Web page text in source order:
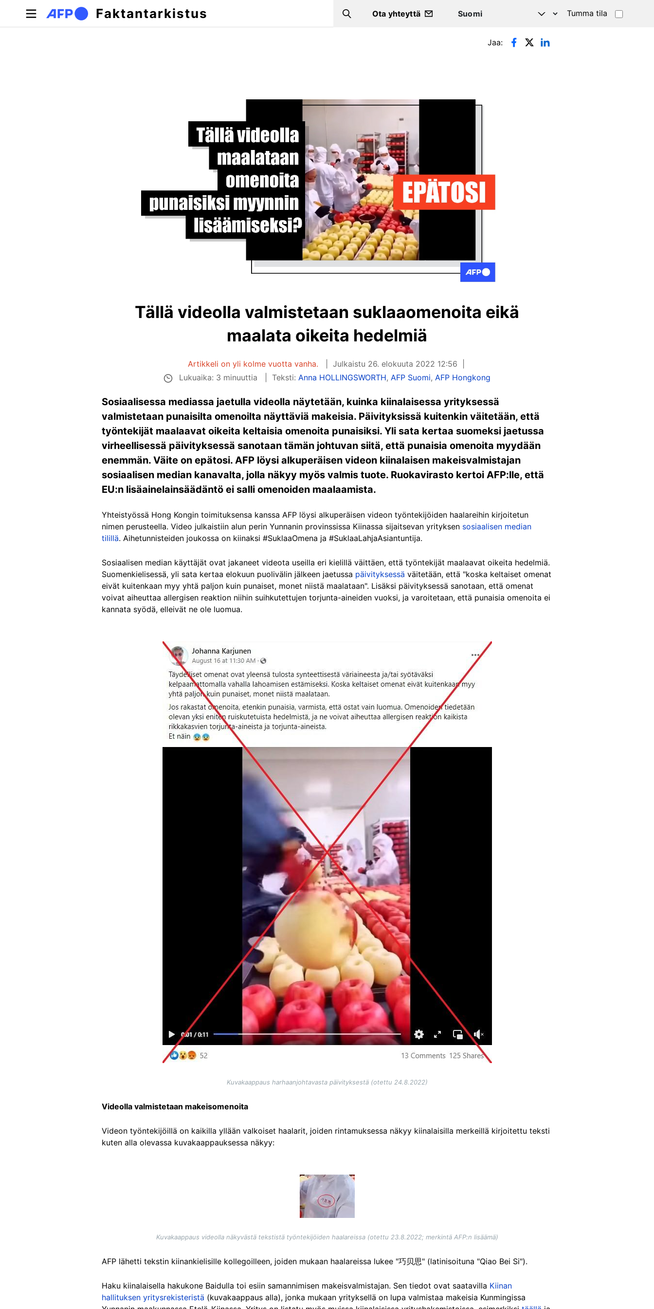
Hyppää pääsisältöön
Faktantarkistus Search
Ota yhteyttä Tumma tila
Ensisijaiset välilehdet Jaa:
Tällä videolla valmistetaan suklaaomenoita eikä
maalata oikeita hedelmiä
Artikkeli on yli kolme vuotta vanha. Julkaistu 26. elokuuta 2022 12:56
Lukuaika: 3 minuuttia
Teksti: Anna HOLLINGSWORTH, AFP Suomi, AFP Hongkong
Sosiaalisessa mediassa jaetulla videolla näytetään, kuinka kiinalaisessa yrityksessä
valmistetaan punaisilta omenoilta näyttäviä makeisia. Päivityksissä kuitenkin väitetään, että
työntekijät maalaavat oikeita keltaisia omenoita punaisiksi. Yli sata kertaa suomeksi jaetussa
virheellisessä päivityksessä sanotaan tämän johtuvan siitä, että punaisia omenoita myydään
enemmän. Väite on epätosi. AFP löysi alkuperäisen videon kiinalaisen makeisvalmistajan
sosiaalisen median kanavalta, jolla näkyy myös valmis tuote. Ruokavirasto kertoi AFP:lle, että
EU:n lisäainelainsäädäntö ei salli omenoiden maalaamista.
Yhteistyössä Hong Kongin toimituksensa kanssa AFP löysi alkuperäisen videon työntekijöiden haalareihin kirjoitetun
nimen perusteella. Video julkaistiin alun perin Yunnanin provinssissa Kiinassa sijaitsevan yrityksen sosiaalisen median
tilillä. Aihetunnisteiden joukossa on kiinaksi #SuklaaOmena ja #SuklaaLahjaAsiantuntija.
Sosiaalisen median käyttäjät ovat jakaneet videota useilla eri kielillä väittäen, että työntekijät maalaavat oikeita hedelmiä.
Suomenkielisessä, yli sata kertaa elokuun puolivälin jälkeen jaetussa päivityksessä väitetään, että "koska keltaiset omenat
eivät kuitenkaan myy yhtä paljon kuin punaiset, monet niistä maalataan". Lisäksi päivityksessä sanotaan, että omenat
voivat aiheuttaa allergisen reaktion niihin suihkutettujen torjunta-aineiden vuoksi, ja varoitetaan, että punaisia omenoita ei
kannata syödä, elleivät ne ole luomua.
Kuvakaappaus harhaanjohtavasta päivityksestä (otettu 24.8.2022)
Videolla valmistetaan makeisomenoita
Videon työntekijöillä on kaikilla yllään valkoiset haalarit, joiden rintamuksessa näkyy kiinalaisilla merkeillä kirjoitettu teksti
kuten alla olevassa kuvakaappauksessa näkyy:
Kuvakaappaus videolla näkyvästä tekstistä työntekijöiden haalareissa (otettu 23.8.2022; merkintä AFP:n lisäämä)
AFP lähetti tekstin kiinankielisille kollegoilleen, joiden mukaan haalareissa lukee "巧贝思" (latinisoituna "Qiao Bei Si").
Haku kiinalaisella hakukone Baidulla toi esiin samannimisen makeisvalmistajan. Sen tiedot ovat saatavilla Kiinan
hallituksen yritysrekisteristä (kuvakaappaus alla), jonka mukaan yrityksellä on lupa valmistaa makeisia Kunmingissa